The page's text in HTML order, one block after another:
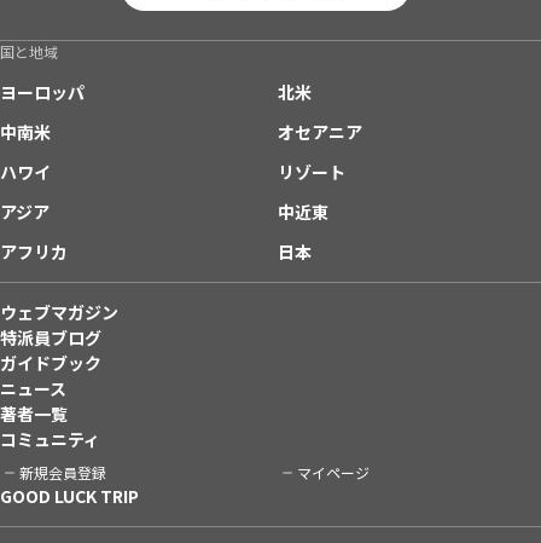
国と地域
ヨーロッパ
北米
中南米
オセアニア
ハワイ
リゾート
アジア
中近東
アフリカ
日本
ウェブマガジン
特派員ブログ
ガイドブック
ニュース
著者一覧
コミュニティ
新規会員登録 マイページ
GOOD LUCK TRIP